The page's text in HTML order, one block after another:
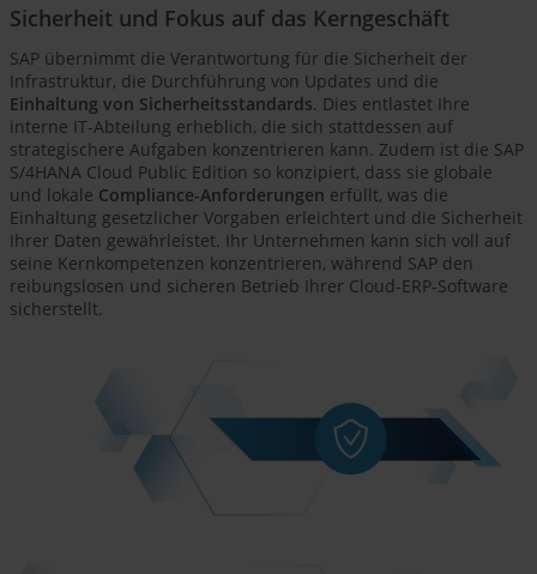
Sicherheit und Fokus auf das Kerngeschäft
SAP übernimmt die Verantwortung für die Sicherheit der
Infrastruktur, die Durchführung von Updates und die
Einhaltung von Sicherheitsstandards. Dies entlastet Ihre
interne IT-Abteilung erheblich, die sich stattdessen auf
strategischere Aufgaben konzentrieren kann. Zudem ist die SAP
S/4HANA Cloud Public Edition so konzipiert, dass sie globale
und lokale Compliance-Anforderungen erfüllt, was die
Einhaltung gesetzlicher Vorgaben erleichtert und die Sicherheit
Ihrer Daten gewährleistet. Ihr Unternehmen kann sich voll auf
seine Kernkompetenzen konzentrieren, während SAP den
reibungslosen und sicheren Betrieb Ihrer Cloud-ERP-Software
sicherstellt.